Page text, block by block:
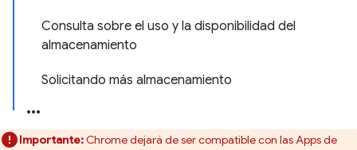
Consulta sobre el uso y la disponibilidad del
almacenamiento
Solicitando más almacenamiento
Importante:Chrome dejará de ser compatible con las Apps de